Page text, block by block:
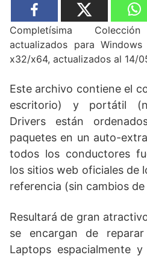
Completísima
actualizados para
x32/x64, actualizados al 14/
Este archivo contiene el
escritorio) y portátil
Drivers están
paquetes en un auto-
todos los conductores
los sitios web oficiales de
referencia (sin cambios
Resultará de gran
se encargan de
Laptops espacialmente